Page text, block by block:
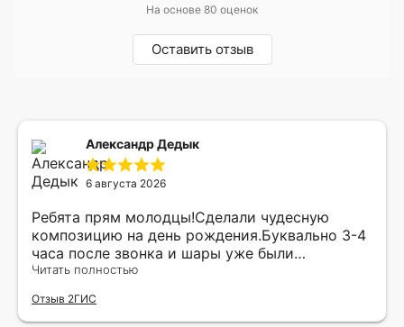
На основе 80 оценок
Оставить отзыв
Александр Дедык
6 августа 2026
Ребята прям молодцы!Сделали чудесную
композицию на день рождения.Буквально 3-4
часа после звонка и шары уже были
доставлены мне по адресу.Качество
рада.
Читать полностью
Отзыв 2ГИС